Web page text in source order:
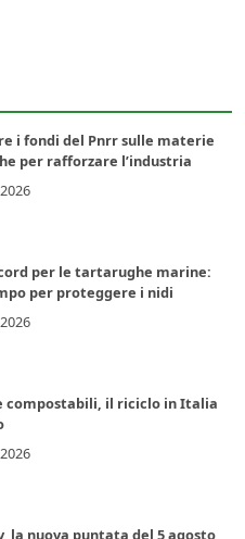
i fondi del Pnrr sulle materie
per rafforzare l’industria
per le tartarughe marine:
per proteggere i nidi
compostabili, il riciclo in Italia
la nuova puntata del 5 agosto